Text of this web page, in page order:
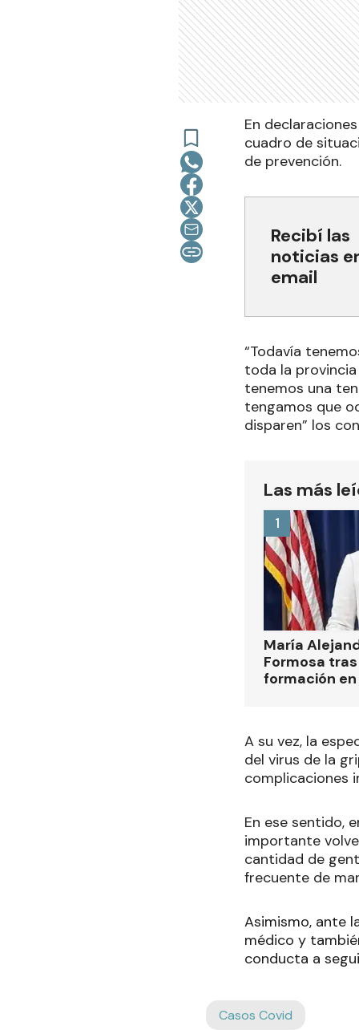
En
cuadro de
de prevención.
Recibí las
noticias
email
“Todavía
toda la
tenemos una
tengamos que
disparen” los
Las más
María
Formosa
formación
1
A su vez, la
del virus de la
complicaciones
En ese sentido,
importante
cantidad de
frecuente de
Asimismo, ante
médico y
conducta a
Casos Covid